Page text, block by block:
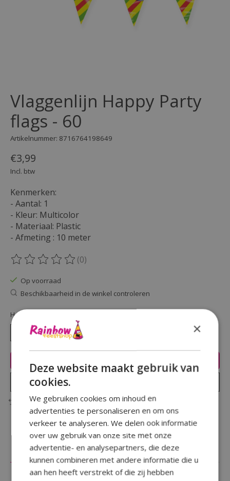
Vlaggenlijn Happy Party
flags - 60
Artikelnummer: 8716764198649
€3,99
Incl. btw
Kenmerken:
- Aantal: 1
- Kleur: Multicolor
- Materiaal: Plastic
- Afmeting : 10 meter
De beoordeling van dit product is
(0)
Op voorraad
Beschikbaarheid in de winkel controleren
Hoeveelheid:
Toevoegen om te vergelijken
Beschrijving Reviews (0)
×
Deze website maakt gebruik van
cookies.
We gebruiken cookies om inhoud en
advertenties te personaliseren en om ons
verkeer te analyseren. We delen ook informatie
over uw gebruik van onze site met onze
advertentie- en analysepartners, die deze
kunnen combineren met andere informatie die u
aan hen heeft verstrekt of die zij hebben